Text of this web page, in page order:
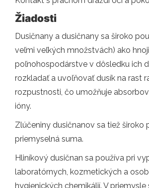
Žiadosti
Dusičnany a dusičnany sa široko
veľmi veľkých množstvách) ako
poľnohospodárstve v dôsledku ich
rozkladať a uvoľňovať dusík na rast
rozpustnosti, čo umožňuje
ióny.
Zlúčeniny dusičnanov sa tiež široko
priemyselná suma.
Hliníkový dusičnan sa používa pri
laboratórnych, kozmetických a
hygienických chemikálií. V priemysle